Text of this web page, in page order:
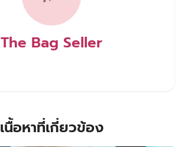
The Bag Seller
เนื้อหาที่เกี่ยวข้อง